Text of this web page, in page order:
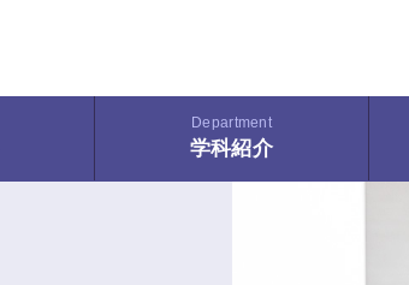
Department
学科紹介